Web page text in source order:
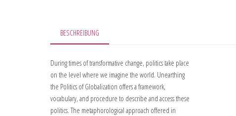
BESCHREIBUNG
During times of transformative change, politics take place
on the level where we imagine the world. Unearthing
the Politics of Globalization offers a framework,
vocabulary, and procedure to describe and access these
politics. The metaphorological approach offered in